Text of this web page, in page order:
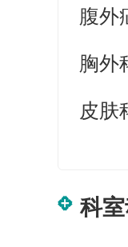
腹外
胸外
皮肤
科